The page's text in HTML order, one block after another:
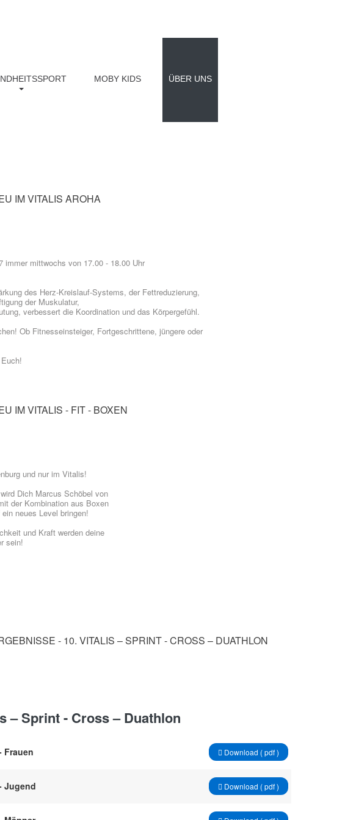
MOBY KIDS ÜBER UNS
IMVITALIS AROHA
immer mittwochs von 17.00 - 18.00 Uhr
des Herz-Kreislauf-Systems, der Fettreduzierung,
der Muskulatur,
verbessert die Koordination und das Körpergefühl.
Ob Fitnesseinsteiger, Fortgeschrittene, jüngere oder
IMVITALIS - FIT- BOXEN
und nur im Vitalis!
Dich Marcus Schöbel von
der Kombination aus Boxen
neues Level bringen!
und Kraft werden deine
sein!
- 10. VITALIS –SPRINT-CROSS – DUATHLON
– Sprint - Cross – Duathlon
Frauen Download ( pdf )
Jugend Download ( pdf )